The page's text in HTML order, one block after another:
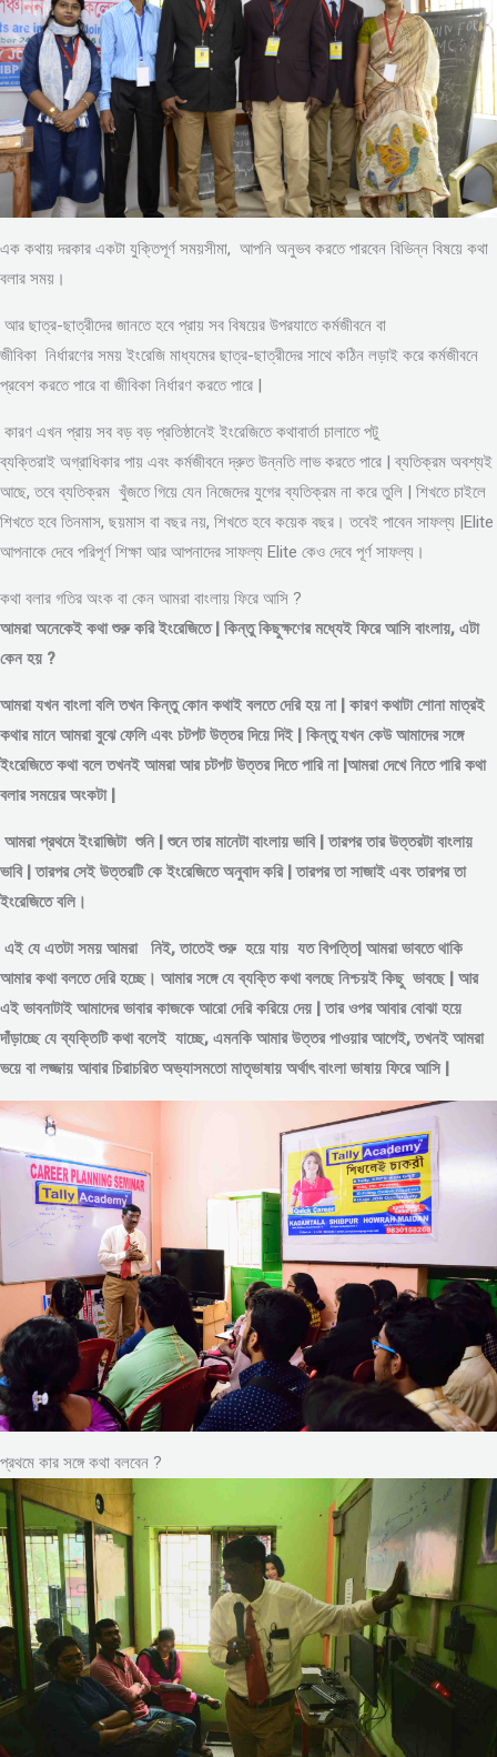
এক কথায় দরকার একটা যুক্তিপূর্ণ সময়সীমা, আপনি অনুভব করতে পারবেন বিভিন্ন বিষয়ে কথা
বলার সময়।
আর ছাত্র-ছাত্রীদের জানতে হবে প্রায় সব বিষয়ের উপরযাতে কর্মজীবনে বা
জীবিকা নির্ধারণের সময় ইংরেজি মাধ্যমের ছাত্র-ছাত্রীদের সাথে কঠিন লড়াই করে কর্মজীবনে
প্রবেশ করতে পারে বা জীবিকা নির্ধারণ করতে পারে |
কারণ এখন প্রায় সব বড় বড় প্রতিষ্ঠানেই ইংরেজিতে কথাবার্তা চালাতে পটু
ব্যক্তিরাই অগ্রাধিকার পায় এবং কর্মজীবনে দ্রুত উন্নতি লাভ করতে পারে | ব্যতিক্রম অবশ্যই
আছে, তবে ব্যতিক্রম খুঁজতে গিয়ে যেন নিজেদের যুগের ব্যতিক্রম না করে তুলি | শিখতে চাইলে
শিখতে হবে তিনমাস, ছয়মাস বা বছর নয়, শিখতে হবে কয়েক বছর। তবেই পাবেন সাফল্য |Elite
আপনাকে দেবে পরিপূর্ণ শিক্ষা আর আপনাদের সাফল্য Elite কেও দেবে পূর্ণ সাফল্য।
কথা বলার গতির অংক বা কেন আমরা বাংলায় ফিরে আসি ?
আমরা অনেকেই কথা শুরু করি ইংরেজিতে | কিন্তু কিছুক্ষণের মধ্যেই ফিরে আসি বাংলায়, এটা
কেন হয় ?
আমরা যখন বাংলা বলি তখন কিন্তু কোন কথাই বলতে দেরি হয় না | কারণ কথাটা শোনা মাত্রই
কথার মানে আমরা বুঝে ফেলি এবং চটপট উত্তর দিয়ে দিই | কিন্তু যখন কেউ আমাদের সঙ্গে
ইংরেজিতে কথা বলে তখনই আমরা আর চটপট উত্তর দিতে পারি না |আমরা দেখে নিতে পারি কথা
বলার সময়ের অংকটা |
আমরা প্রথমে ইংরাজিটা শুনি | শুনে তার মানেটা বাংলায় ভাবি | তারপর তার উত্তরটা বাংলায়
ভাবি | তারপর সেই উত্তরটি কে ইংরেজিতে অনুবাদ করি | তারপর তা সাজাই এবং তারপর তা
ইংরেজিতে বলি।
এই যে এতটা সময় আমরা নিই, তাতেই শুরু হয়ে যায় যত বিপত্তি| আমরা ভাবতে থাকি
আমার কথা বলতে দেরি হচ্ছে। আমার সঙ্গে যে ব্যক্তি কথা বলছে নিশ্চয়ই কিছু ভাবছে | আর
এই ভাবনাটাই আমাদের ভাবার কাজকে আরো দেরি করিয়ে দেয় | তার ওপর আবার বোঝা হয়ে
দাঁড়াচ্ছে যে ব্যক্তিটি কথা বলেই যাচ্ছে, এমনকি আমার উত্তর পাওয়ার আগেই, তখনই আমরা
ভয়ে বা লজ্জায় আবার চিরাচরিত অভ্যাসমতো মাতৃভাষায় অর্থাৎ বাংলা ভাষায় ফিরে আসি |
প্রথমে কার সঙ্গে কথা বলবেন ?